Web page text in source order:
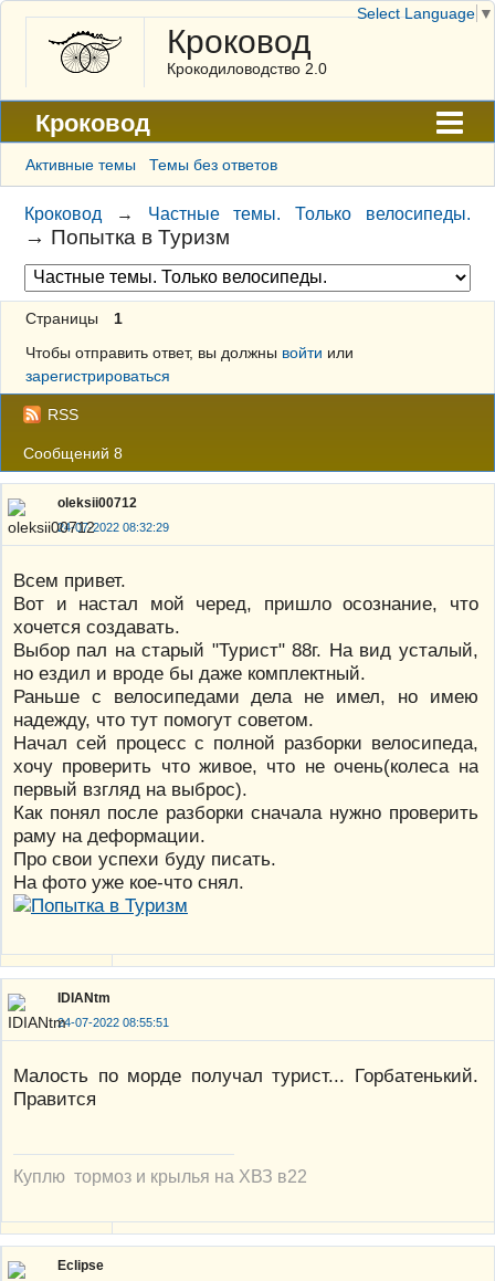
Кроковод
Крокодиловодство 2.0
Кроковод
Форум
Архив
ГАЛЕРЕЯ
Правила
Поиск
Регистрация
Вход
Активные темы Темы без ответов
Кроковод → Частные темы. Только велосипеды.
→ Попытка в Туризм
Страницы
1
Чтобы отправить ответ, вы должны войти или
зарегистрироваться
RSS
Сообщений 8
oleksii00712
24-07-2022 08:32:29
Всем привет.
Вот и настал мой черед, пришло осознание, что
хочется создавать.
Выбор пал на старый "Турист" 88г. На вид усталый,
но ездил и вроде бы даже комплектный.
Раньше с велосипедами дела не имел, но имею
надежду, что тут помогут советом.
Начал сей процесс с полной разборки велосипеда,
хочу проверить что живое, что не очень(колеса на
первый взгляд на выброс).
Как понял после разборки сначала нужно проверить
раму на деформации.
Про свои успехи буду писать.
На фото уже кое-что снял.
IDIANtm
24-07-2022 08:55:51
Малость по морде получал турист... Горбатенький.
Правится
Куплю тормоз и крылья на ХВЗ в22
Eclipse
Select Language ▼